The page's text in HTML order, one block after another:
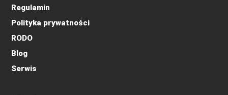
Regulamin
Polityka prywatności
RODO
Blog
Serwis